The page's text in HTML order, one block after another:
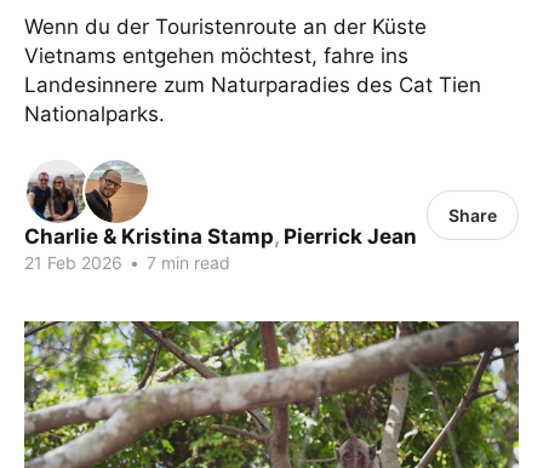
Wenn du der Touristenroute an der Küste
Vietnams entgehen möchtest, fahre ins
Landesinnere zum Naturparadies des Cat Tien
Nationalparks.
Charlie & Kristina Stamp, Pierrick Jean
21 Feb 2026 • 7 min read
Share